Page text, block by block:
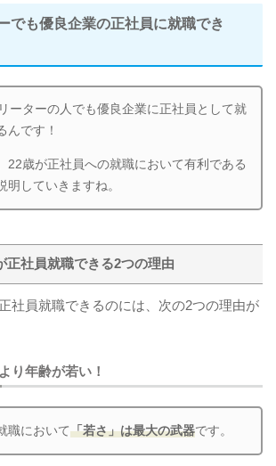
でも優良企業の正社員に就職でき
ーターの人でも優良企業に正社員として就
んです！
22歳が正社員への就職において有利である
明していきますね。
正社員就職できる2つの理由
社員就職できるのには、次の2つの理由が
り年齢が若い！
職において「若さ」は最大の武器です。